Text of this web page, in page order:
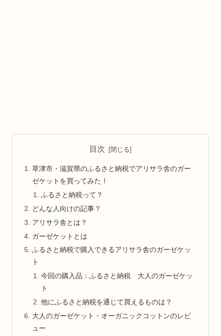
目次
草津市・滋賀県のふるさと納税でアリサラ舎のガー
ゼケットを買ってみた！
ふるさと納税って？
どんな人向けの記事？
アリサラ舎とは？
ガーゼケットとは
ふるさと納税で購入できるアリサラ舎のガーゼケッ
ト
今回の購入品：ふるさと納税 大人のガーゼケッ
ト
他にふるさと納税を通じて買えるものは？
大人のガーゼケット・オーガニックコットンのレビ
ュー